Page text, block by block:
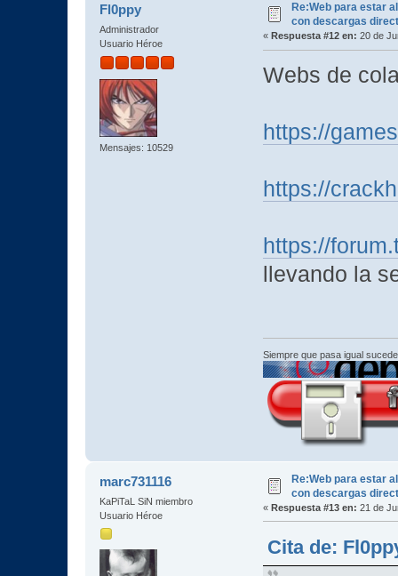
Fl0ppy
Administrador
Usuario Héroe
Mensajes: 10529
Re:Web para estar
con descargas
« Respuesta #12 en: 20 de
Webs de
https://
https://
https://
llevando la
Siempre que pasa igual
marc731116
KaPiTaL SiN miembro
Usuario Héroe
Re:Web para estar
con descargas
« Respuesta #13 en: 21 de
Cita de: